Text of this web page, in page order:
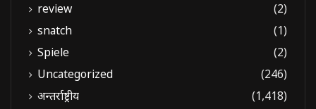
review
(2)
snatch
(1)
Spiele
(2)
Uncategorized
(246)
अन्तर्राष्ट्रीय
(1,418)